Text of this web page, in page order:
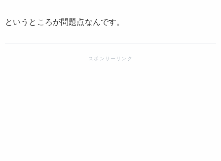
というところが問題点なんです。